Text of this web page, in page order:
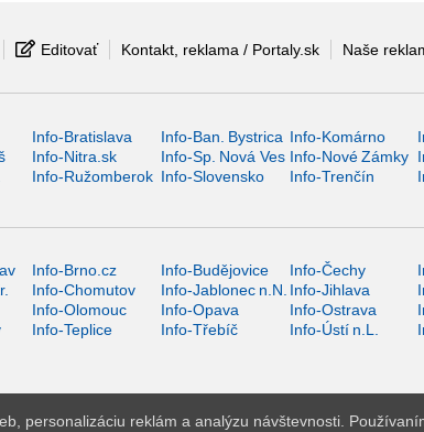
Editovať Kontakt, reklama / Portaly.sk Naše
Info-Bratislava Info-Ban. Bystrica Info-Komárno
Info-Nitra.sk Info-Sp. Nová Ves Info-Nové Zámky
Info-Ružomberok Info-Slovensko Info-Trenčín
Info-Brno.cz Info-Budějovice Info-Čechy
Info-Chomutov Info-Jablonec n.N. Info-Jihlava
Info-Olomouc Info-Opava Info-Ostrava
Info-Teplice Info-Třebíč Info-Ústí n.L.
personalizáciu reklám a analýzu návštevnosti.